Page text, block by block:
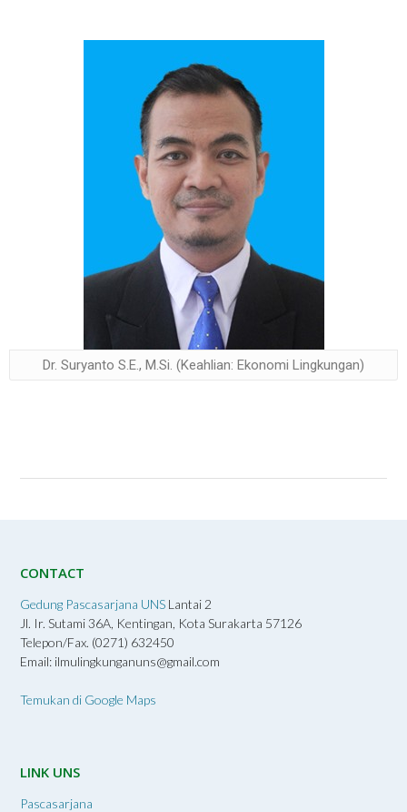
Dr. Suryanto S.E., M.Si. (Keahlian: Ekonomi Lingkungan)
CONTACT
Gedung Pascasarjana UNS Lantai 2
Jl. Ir. Sutami 36A, Kentingan, Kota Surakarta 57126
Telepon/Fax. (0271) 632450
Email: ilmulingkunganuns@gmail.com
Temukan di Google Maps
LINK UNS
Pascasarjana